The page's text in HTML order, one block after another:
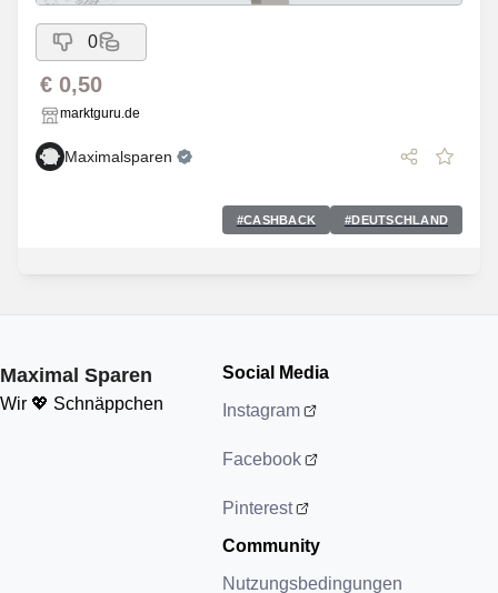
0
€ 0,50
marktguru.de
Maximalsparen
#CASHBACK #DEUTSCHLAND
Maximal Sparen
Wir 💖 Schnäppchen
Social Media
Instagram
Facebook
Pinterest
Community
Nutzungsbedingungen